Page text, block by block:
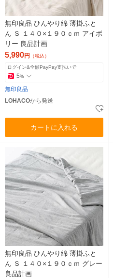
無印良品 ひんやり綿 薄掛ふと
ん Ｓ １４０×１９０ｃｍ アイボ
リー 良品計画
5,990円 （税込）
ログイン&全額PayPay支払いで
5%
無印良品
LOHACOから発送
カートに入れる
無印良品 ひんやり綿 薄掛ふと
ん Ｓ １４０×１９０ｃｍ グレー
良品計画